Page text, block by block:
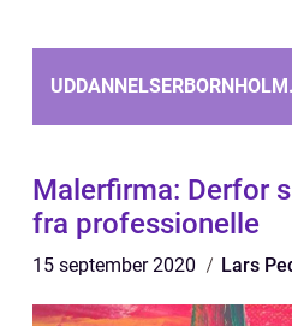
UDDANNELSERBORNHOLM.
Malerfirma: Derfor
fra professionelle
15 september 2020 Lars